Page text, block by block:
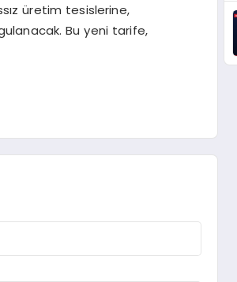
üretim tesislerine,
Bu yeni tarife,